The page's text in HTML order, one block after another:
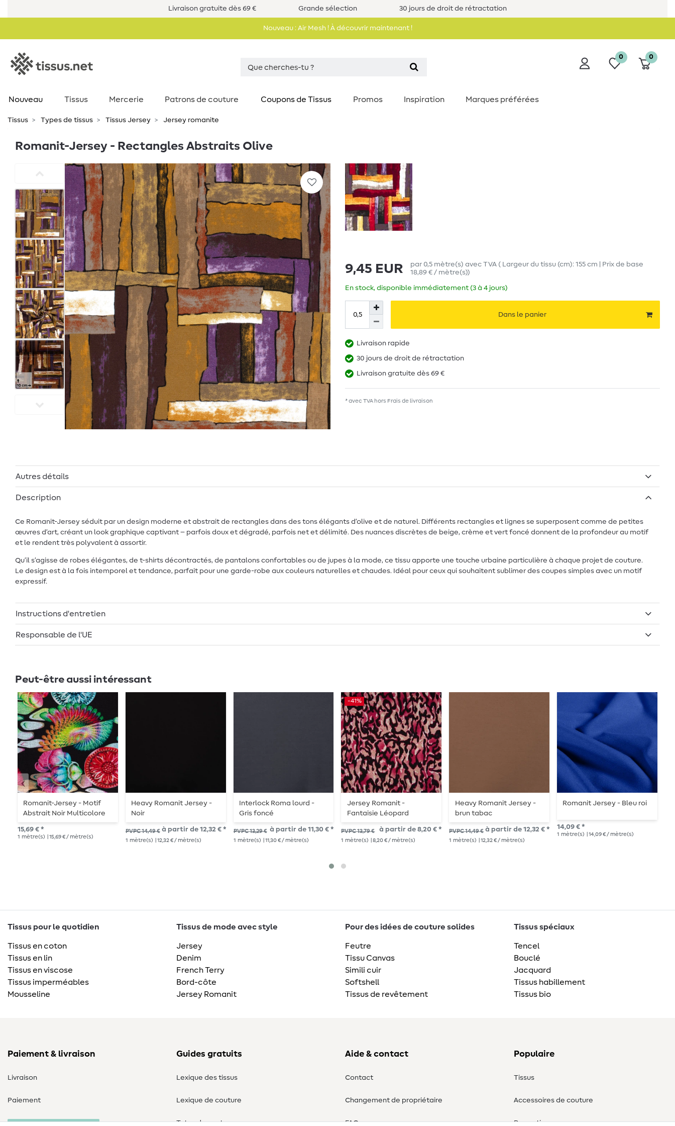
Livraison gratuite dès 69 € Grande sélection 30 jours de droit de rétractation
Nouveau : Air Mesh ! À découvrir maintenant !
0 0
Nouveau Tissus Mercerie Patrons de couture Coupons de Tissus Promos Inspiration Marques préférées
Tissus Types de tissus Tissus Jersey Jersey romanite
Romanit-Jersey - Rectangles Abstraits Olive
9,45 EUR par 0,5 mètre(s) avec TVA ( Largeur du tissu (cm): 155 cm | Prix de base
18,89 € / mètre(s))
En stock, disponible immédiatement (3 à 4 jours)
Dans le panier
Livraison rapide
30 jours de droit de rétractation
Livraison gratuite dès 69 €
* avec TVA hors Frais de livraison
Autres détails
Description
Ce Romanit-Jersey séduit par un design moderne et abstrait de rectangles dans des tons élégants d’olive et de naturel. Différents rectangles et lignes se superposent comme de petites
œuvres d’art, créant un look graphique captivant – parfois doux et dégradé, parfois net et délimité. Des nuances discrètes de beige, crème et vert foncé donnent de la profondeur au motif
et le rendent très polyvalent à assortir.
Qu’il s’agisse de robes élégantes, de t-shirts décontractés, de pantalons confortables ou de jupes à la mode, ce tissu apporte une touche urbaine particulière à chaque projet de couture.
Le design est à la fois intemporel et tendance, parfait pour une garde-robe aux couleurs naturelles et chaudes. Idéal pour ceux qui souhaitent sublimer des coupes simples avec un motif
expressif.
Instructions d'entretien
Responsable de l'UE
Peut-être aussi intéressant
Romanit-Jersey - Motif
Abstrait Noir Multicolore
15,69 € *
1 mètre(s) | 15,69 € / mètre(s)
Heavy Romanit Jersey -
Noir
PVPC 14,49 € à partir de 12,32 € *
1 mètre(s) | 12,32 € / mètre(s)
Interlock Roma lourd -
Gris foncé
PVPC 13,29 € à partir de 11,30 € *
1 mètre(s) | 11,30 € / mètre(s)
-41%
Jersey Romanit -
Fantaisie Léopard
Bordeaux
PVPC 13,79 € à partir de 8,20 € *
1 mètre(s) | 8,20 € / mètre(s)
Heavy Romanit Jersey -
brun tabac
PVPC 14,49 € à partir de 12,32 € *
1 mètre(s) | 12,32 € / mètre(s)
Romanit Jersey - Bleu roi
14,09 € *
1 mètre(s) | 14,09 € / mètre(s)
Tissus pour le quotidien
Tissus en coton
Tissus en lin
Tissus en viscose
Tissus imperméables
Mousseline
Tissus de mode avec style
Jersey
Denim
French Terry
Bord-côte
Jersey Romanit
Pour des idées de couture solides
Feutre
Tissu Canvas
Simili cuir
Softshell
Tissus de revêtement
Tissus spéciaux
Tencel
Bouclé
Jacquard
Tissus habillement
Tissus bio
Paiement & livraison
Livraison
Paiement
Guides gratuits
Lexique des tissus
Lexique de couture
Tutos de couture
Aide & contact
Contact
Changement de propriétaire
FAQ
Populaire
Tissus
Accessoires de couture
Promotions